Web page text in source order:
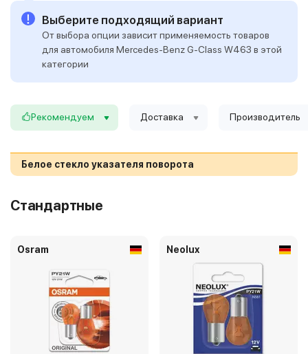
Выберите подходящий вариант
От выбора опции зависит применяемость товаров
для автомобиля Mercedes-Benz G-Class W463 в этой
категории
Рекомендуем Доставка Производитель
Белое стекло указателя поворота
Стандартные
Osram Neolux